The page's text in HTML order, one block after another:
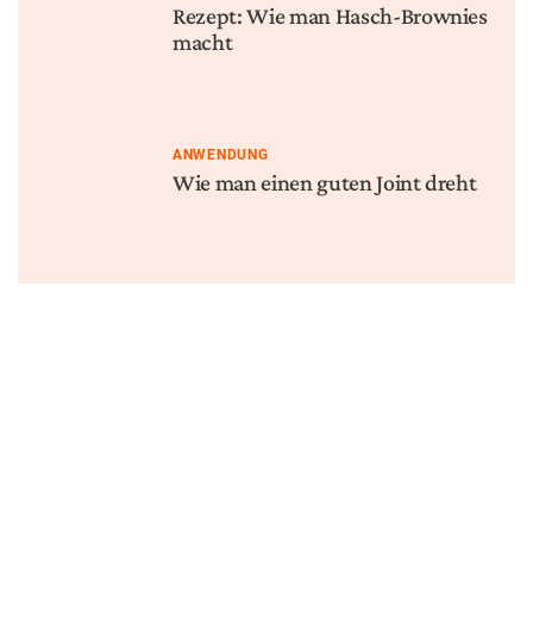
Rezept: Wie man Hasch-Brownies
macht
ANWENDUNG
Wie man einen guten Joint dreht